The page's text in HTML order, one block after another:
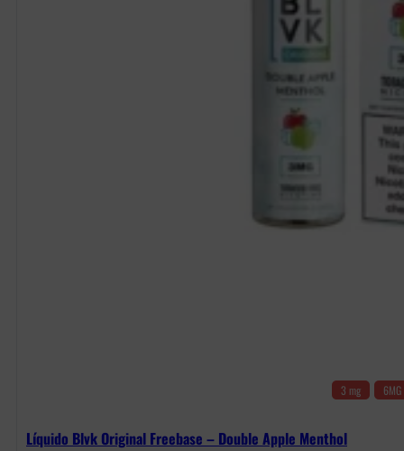
3 mg 6MG
Líquido Blvk Original Freebase – Double Apple Menthol